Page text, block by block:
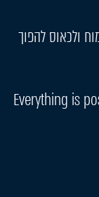
ולכאוס להפוך
Everything is